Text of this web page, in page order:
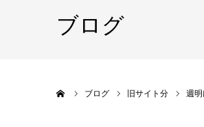
ブログ
ブログ 旧サイト分